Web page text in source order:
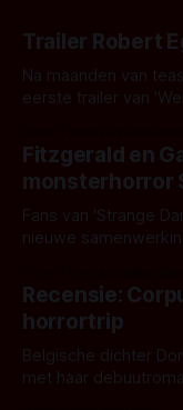
Trailer Robert
Na maanden van
eerste trailer van
kille stijl vol folklore
het het al raden?)...
Fitzgerald en
monsterhorror
Fans van 'Strange
nieuwe
'Skeletons', een
opnames zijn gestart
Recensie:
horrortrip
Belgische dichter
met haar